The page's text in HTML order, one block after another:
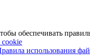
обеспечивать
cookie
использования